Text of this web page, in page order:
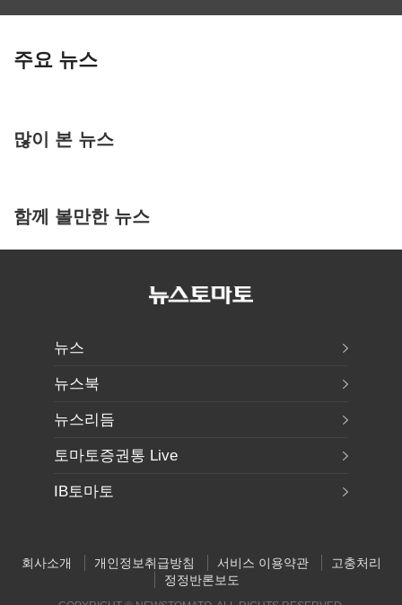
주요 뉴스
많이 본 뉴스
함께 볼만한 뉴스
뉴스
뉴스북
뉴스리듬
토마토증권통 Live
IB토마토
회사소개 개인정보취급방침 서비스 이용약관
고충처리
정정반론보도